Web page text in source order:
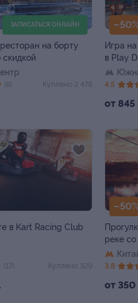
ЗАПИСАТЬСЯ ОНЛАЙН
на борту
скидкой
(8) Куплено 2 478
Игра
в Play
от 845
4.5
в Kart Racing Club
(17) Куплено 329
реке со
от 350
3.8